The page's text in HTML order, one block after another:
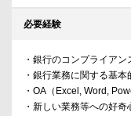
必要経験
・銀行のコンプライア
・銀行業務に関する基本
・OA（Excel, Word,
・新しい業務等への好奇